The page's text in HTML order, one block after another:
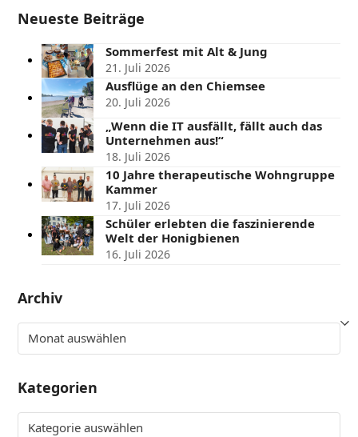
Neueste Beiträge
Sommerfest mit Alt & Jung
21. Juli 2026
Ausflüge an den Chiemsee
20. Juli 2026
„Wenn die IT ausfällt, fällt auch das
Unternehmen aus!“
18. Juli 2026
10 Jahre therapeutische Wohngruppe
Kammer
17. Juli 2026
Schüler erlebten die faszinierende
Welt der Honigbienen
16. Juli 2026
Archiv
Archiv
Kategorien
Kategorien